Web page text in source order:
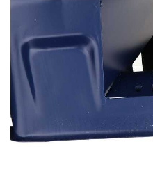
Smeg
Snapper
Spice Electronics
Spring Protezione